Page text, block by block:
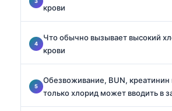
крови
Что обычно вызывает высокий
крови
Обезвоживание, BUN,
только хлорид может вводить в